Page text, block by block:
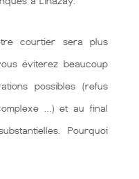
courtier sera plus
éviterez beaucoup
possibles (refus
…) et au final
Pourquoi